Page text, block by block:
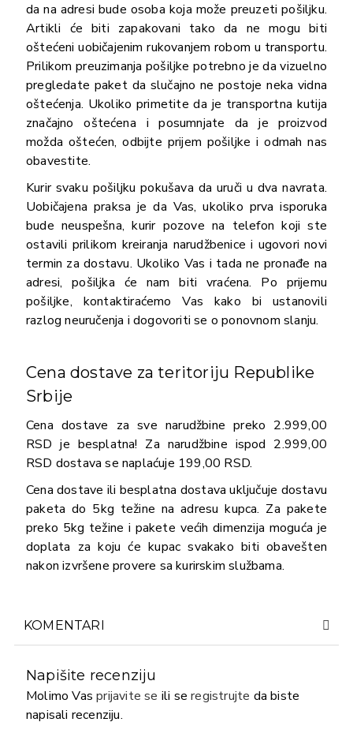
da na adresi bude osoba koja može preuzeti pošiljku.
Artikli će biti zapakovani tako da ne mogu biti
oštećeni uobičajenim rukovanjem robom u transportu.
Prilikom preuzimanja pošiljke potrebno je da vizuelno
pregledate paket da slučajno ne postoje neka vidna
oštećenja. Ukoliko primetite da je transportna kutija
značajno oštećena i posumnjate da je proizvod
možda oštećen, odbijte prijem pošiljke i odmah nas
obavestite.
Kurir svaku pošiljku pokušava da uruči u dva navrata.
Uobičajena praksa je da Vas, ukoliko prva isporuka
bude neuspešna, kurir pozove na telefon koji ste
ostavili prilikom kreiranja narudžbenice i ugovori novi
termin za dostavu. Ukoliko Vas i tada ne pronađe na
adresi, pošiljka će nam biti vraćena. Po prijemu
pošiljke, kontaktiraćemo Vas kako bi ustanovili
razlog neuručenja i dogovoriti se o ponovnom slanju.
Cena dostave za teritoriju Republike
Srbije
Cena dostave za sve narudžbine preko 2.999,00
RSD je besplatna! Za narudžbine ispod 2.999,00
RSD dostava se naplaćuje 199,00 RSD.
Cena dostave ili besplatna dostava uključuje dostavu
paketa do 5kg težine na adresu kupca. Za pakete
preko 5kg težine i pakete većih dimenzija moguća je
doplata za koju će kupac svakako biti obavešten
nakon izvršene provere sa kurirskim službama.
KOMENTARI
Napišite recenziju
Molimo Vasprijavite se ili seregistrujte da biste
napisali recenziju.